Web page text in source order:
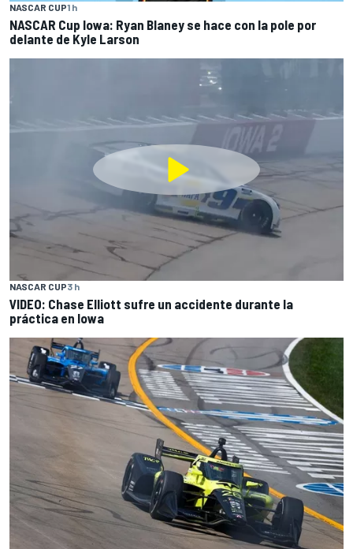
NASCAR CUP1 h
NASCAR Cup Iowa: Ryan Blaney se hace con la pole por
delante de Kyle Larson
NASCAR CUP3 h
VIDEO: Chase Elliott sufre un accidente durante la
práctica en Iowa